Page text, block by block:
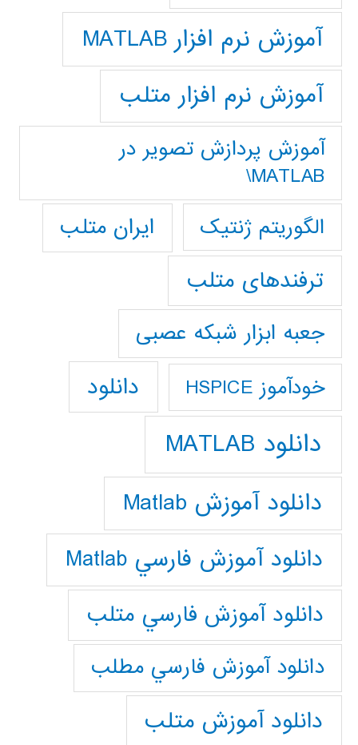
آموزش نرم افزار MATLAB
آموزش نرم افزار متلب
آموزش پردازش تصوير در
MATLAB\
الگوریتم ژنتیک
ایران متلب
ترفندهای متلب
جعبه ابزار شبکه عصبی
خودآموز HSPICE دانلود
دانلود MATLAB
دانلود آموزش Matlab
دانلود آموزش فارسي Matlab
دانلود آموزش فارسي متلب
دانلود آموزش فارسي مطلب
دانلود آموزش متلب